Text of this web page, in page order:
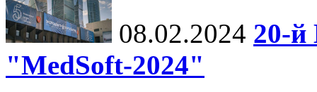
08.02.2024 20-
"MedSoft-2024"